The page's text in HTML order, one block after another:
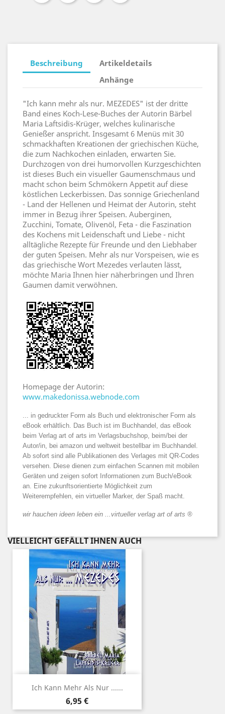
Beschreibung
Artikeldetails
Anhänge
"Ich kann mehr als nur. MEZEDES" ist der dritte
Band eines Koch-Lese-Buches der Autorin Bärbel
Maria Laftsidis-Krüger, welches kulinarische
Genießer anspricht. Insgesamt 6 Menüs mit 30
schmackhaften Kreationen der griechischen Küche,
die zum Nachkochen einladen, erwarten Sie.
Durchzogen von drei humorvollen Kurzgeschichten
ist dieses Buch ein visueller Gaumenschmaus und
macht schon beim Schmökern Appetit auf diese
köstlichen Leckerbissen. Das sonnige Griechenland
- Land der Hellenen und Heimat der Autorin, steht
immer in Bezug ihrer Speisen. Auberginen,
Zucchini, Tomate, Olivenöl, Feta - die Faszination
des Kochens mit Leidenschaft und Liebe - nicht
alltägliche Rezepte für Freunde und den Liebhaber
der guten Speisen. Mehr als nur Vorspeisen, wie es
das griechische Wort Mezedes verlauten lässt,
möchte Maria Ihnen hier näherbringen und Ihren
Gaumen damit verwöhnen.
Homepage der Autorin:
www.makedonissa.webnode.com
... in gedruckter Form als Buch und elektronischer Form als
eBook erhältlich. Das Buch ist im Buchhandel, das eBook
beim Verlag art of arts im Verlagsbuchshop, beim/bei der
Autor/in, bei amazon und weltweit bestellbar im Buchhandel.
Ab sofort sind alle Publikationen des Verlages mit QR-Codes
versehen. Diese dienen zum einfachen Scannen mit mobilen
Geräten und zeigen sofort Informationen zum Buch/eBook
an. Eine zukunftsorientierte Möglichkeit zum
Weiterempfehlen, ein virtueller Marker, der Spaß macht.
wir hauchen ideen leben ein ...virtueller verlag art of arts ®
VIELLEICHT GEFÄLLT IHNEN AUCH
Ich Kann Mehr Als Nur ......
Preis
6,95 €